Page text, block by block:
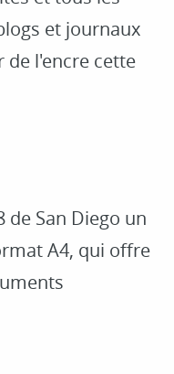
et journaux
de l'encre cette
de San Diego un
A4, qui offre